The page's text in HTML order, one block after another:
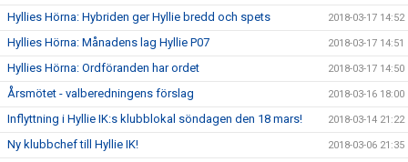
Hyllies Hörna: Hybriden ger Hyllie bredd och spets 2018-03-17 14:52
Hyllies Hörna: Månadens lag Hyllie P07 2018-03-17 14:51
Hyllies Hörna: Ordföranden har ordet 2018-03-17 14:50
Årsmötet - valberedningens förslag 2018-03-16 18:00
Inflyttning i Hyllie IK:s klubblokal söndagen den 18 mars! 2018-03-14 21:22
Ny klubbchef till Hyllie IK! 2018-03-06 21:35